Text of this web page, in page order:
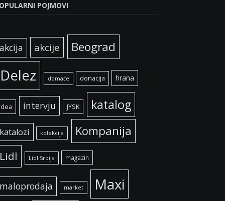
POJMOVI
akcija akcije Beograd
Delez domaće donacija hrana
idea intervju JYSK katalog
katalozi kolekcija Kompanija
Lidl Lidl Srbija magazin
maloprodaja market Maxi